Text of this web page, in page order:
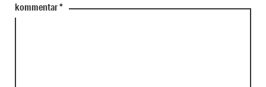
kommentar*